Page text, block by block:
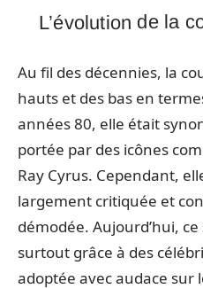
L’évolution de la
Au fil des décennies, la
hauts et des bas en
années 80, elle était
portée par des icônes
Ray Cyrus. Cependant,
largement critiquée et
démodée. Aujourd’hui,
surtout grâce à des
adoptée avec audace sur